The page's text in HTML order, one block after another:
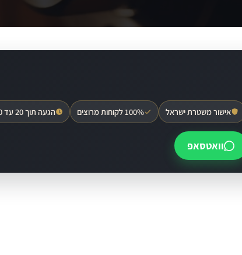
אישור משטרת ישראל 100% לקוחות מרוצים הגעה תוך 20 עד 40 דקות
וואטסאפ